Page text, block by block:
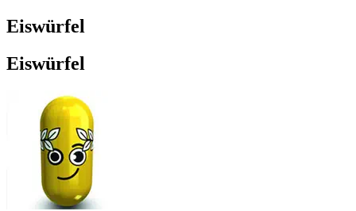
Eiswürfel
Eiswürfel